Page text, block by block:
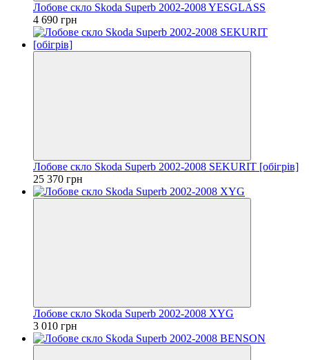
Лобове скло Skoda Superb 2002-2008 YESGLASS
4 690 грн
Лобове скло Skoda Superb 2002-2008 SEKURIT [обігрів]
25 370 грн
Лобове скло Skoda Superb 2002-2008 XYG
3 010 грн